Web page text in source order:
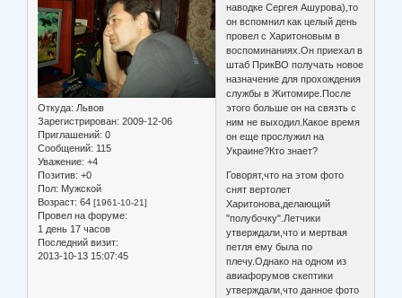
Откуда: Львов
Зарегистрирован: 2009-12-06
Приглашений: 0
Сообщений: 115
Уважение: +4
Позитив: +0
Пол: Мужской
Возраст: 64 [1961-10-21]
Провел на форуме:
1 день 17 часов
Последний визит:
2013-10-13 15:07:45
наводке Сергея Ашурова),то
он вспомнил как целый день
провел с Харитоновым в
воспоминаниях.Он приехал в
штаб ПрикВО получать новое
назначение для прохождения
службы в Житомире.После
этого больше он на связть с
ним не выходил.Какое время
он еще прослужил на
Украине?Кто знает?
Говорят,что на этом фото
снят вертолет
Харитонова,делающий
"полубочку".Летчики
утверждали,что и мертвая
петля ему была по
плечу.Однако на одном из
авиафорумов скептики
утверждали,что данное фото